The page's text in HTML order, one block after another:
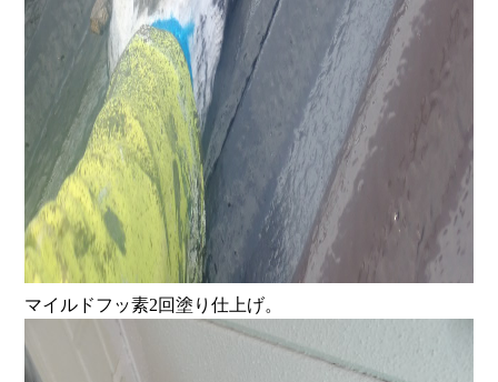
マイルドフッ素2回塗り仕上げ。